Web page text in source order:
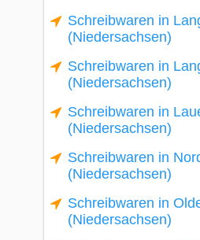
Schreibwaren in
(Niedersachsen)
Schreibwaren in
(Niedersachsen)
Schreibwaren in
(Niedersachsen)
Schreibwaren in
(Niedersachsen)
Schreibwaren in
(Niedersachsen)